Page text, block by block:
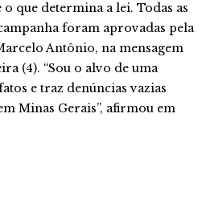
que determina a lei. Todas as
foram aprovadas pela
Antônio, na mensagem
(4). “Sou o alvo de uma
e traz denúncias vazias
Minas Gerais”, afirmou em